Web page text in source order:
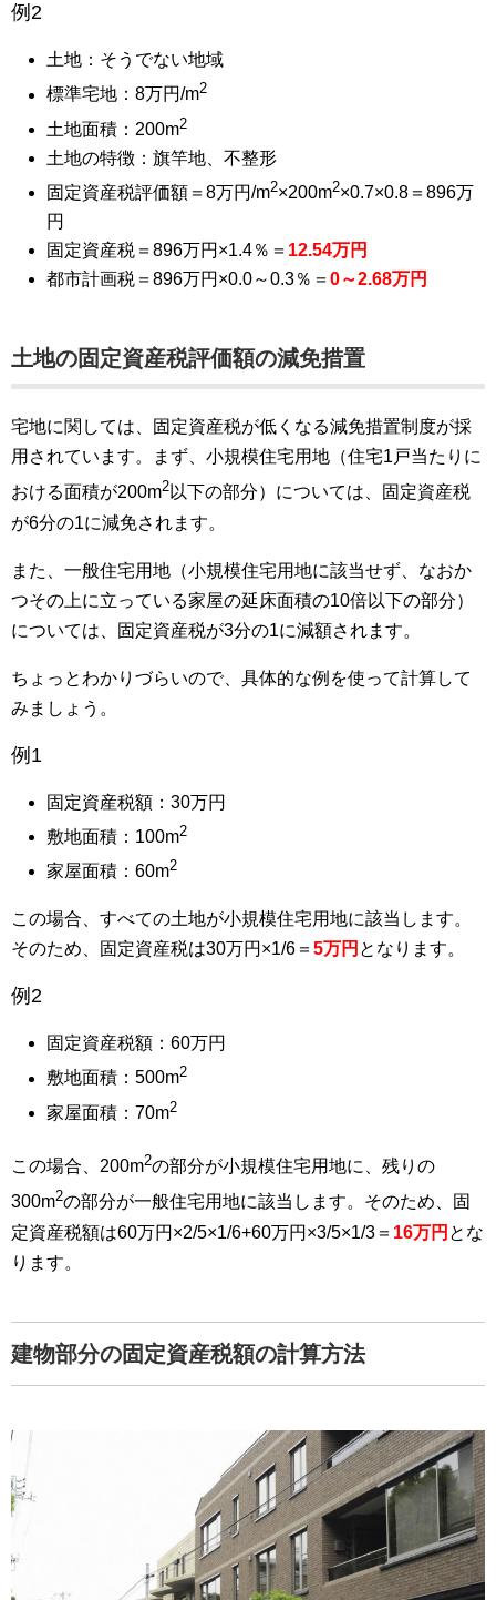
例2
土地：そうでない地域
標準宅地：8万円/m2
土地面積：200m2
土地の特徴：旗竿地、不整形
固定資産税評価額＝8万円/m2×200m2×0.7×0.8＝896万
円
固定資産税＝896万円×1.4％＝ 12.54万円
都市計画税＝896万円×0.0～0.3％＝ 0～2.68万円
土地の固定資産税評価額の減免措置
宅地に関しては、固定資産税が低くなる減免措置制度が採
用されています。まず、小規模住宅用地（住宅1戸当たりに
おける面積が200m2以下の部分）については、固定資産税
が6分の1に減免されます。
また、一般住宅用地（小規模住宅用地に該当せず、なおか
つその上に立っている家屋の延床面積の10倍以下の部分）
については、固定資産税が3分の1に減額されます。
ちょっとわかりづらいので、具体的な例を使って計算して
みましょう。
例1
固定資産税額：30万円
敷地面積：100m2
家屋面積：60m2
この場合、すべての土地が小規模住宅用地に該当します。
そのため、固定資産税は30万円×1/6＝ 5万円 となります。
例2
固定資産税額：60万円
敷地面積：500m2
家屋面積：70m2
この場合、200m2の部分が小規模住宅用地に、残りの
300m2の部分が一般住宅用地に該当します。そのため、固
定資産税額は60万円×2/5×1/6+60万円×3/5×1/3＝ 16万円 とな
ります。
建物部分の固定資産税額の計算方法